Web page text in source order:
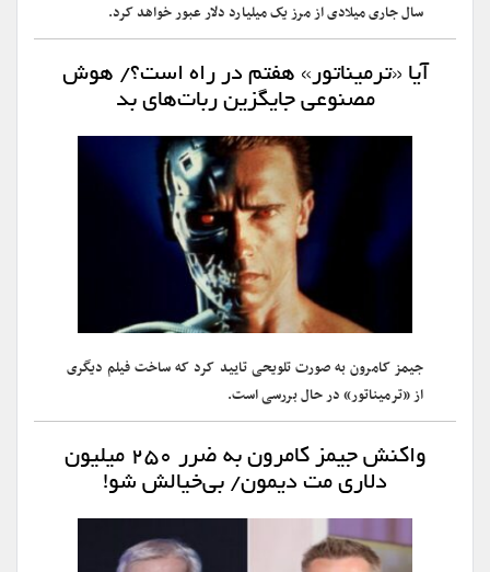
سال جاری میلادی از مرز یک میلیارد دلار عبور خواهد کرد.
آیا «ترمیناتور» هفتم در راه است؟/ هوش
مصنوعی جایگزین ربات‌های بد
جیمز کامرون به صورت تلویحی تایید کرد که ساخت فیلم دیگری
از «ترمیناتور» در حال بررسی است.
واکنش جیمز کامرون به ضرر ۲۵۰ میلیون
دلاری مت دیمون/ بی‌خیالش شو!